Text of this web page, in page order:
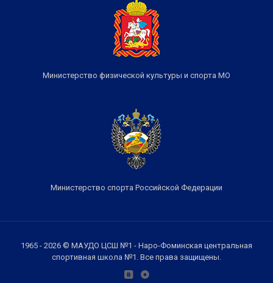
Министерство физической культуры и спорта МО
Министерство спорта Российской Федерации
1965 - 2026 © МАУДО ЦСШ №1 - Наро-Фоминская центральная
спортивная школа №1. Все права защищены.